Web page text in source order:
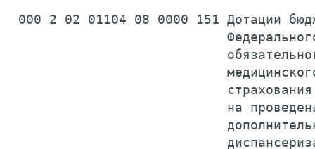
000 2 02 01104 08 0000 151 Дотации
                            страхования
на